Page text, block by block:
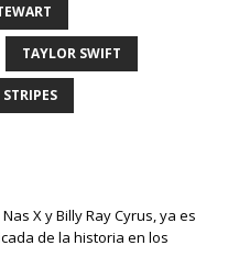
TAYLOR SWIFT
X y Billy Ray Cyrus, ya es
de la historia en los